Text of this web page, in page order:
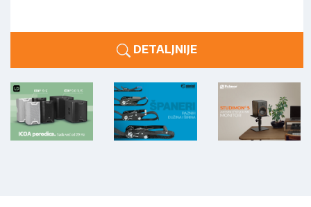
DETALJNIJE